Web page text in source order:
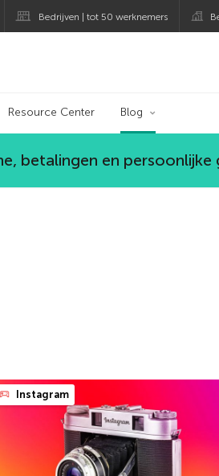
Bedrijven | tot 50 werknemers
Resource Center Blog
betalingen en persoonlijke
Instagram